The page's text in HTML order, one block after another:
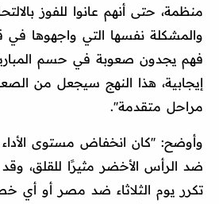
منظمة، حتى أنهم عانوا للفوز
والمشكلة نفسها التي واجهوها في
فهم يجدون صعوبة في حسم
إيجابية، هذا النهج سيجعل من
مراحل متقدمة''.
وأوضح: ''كان انخفاض مستوى
ضد الرأس الأخضر مثيرًا للقلق، وقد
تكرر يوم الثلاثاء ضد مصر أو أي